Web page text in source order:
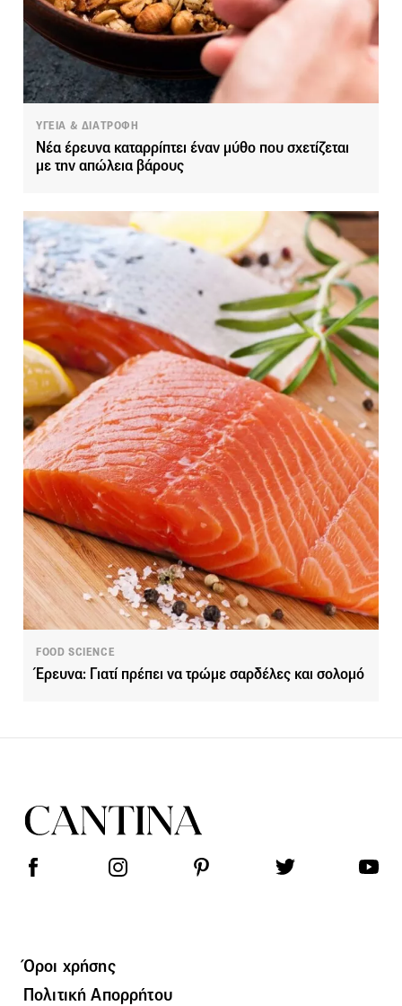
ΥΓΕΙΑ & ΔΙΑΤΡΟΦΗ
Νέα έρευνα καταρρίπτει έναν μύθο που σχετίζεται
με την απώλεια βάρους
FOOD SCIENCE
Έρευνα: Γιατί πρέπει να τρώμε σαρδέλες και σολομό
Όροι χρήσης
Πολιτική Απορρήτου